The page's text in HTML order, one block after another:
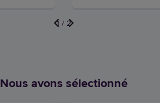
1 / 2
Nous avons sélectionné